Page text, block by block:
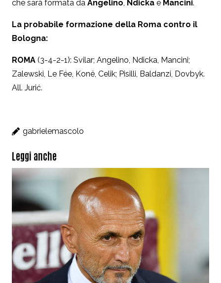
che sarà formata da Angelino, Ndicka e Mancini.
La probabile formazione della Roma contro il
Bologna:
ROMA (3-4-2-1): Svilar; Angelino, Ndicka, Mancini;
Zalewski, Le Fée, Koné, Celik; Pisilli, Baldanzi, Dovbyk.
All. Jurić.
gabrielemascolo
Leggi anche